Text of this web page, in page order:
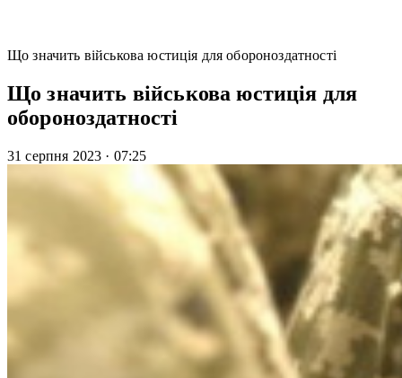
Що значить військова юстиція для обороноздатності
Що значить військова юстиція для
обороноздатності
31 серпня 2023 · 07:25